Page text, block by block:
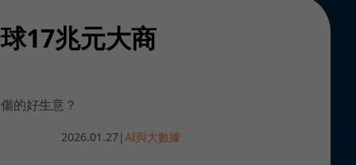
17兆元大商
的好生意？
2026.01.27|AI與大數據